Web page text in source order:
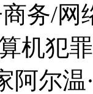
商务/
机犯
阿尔